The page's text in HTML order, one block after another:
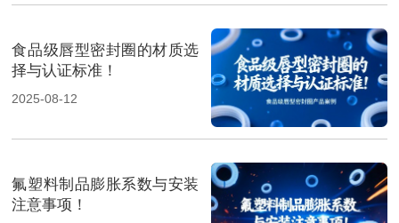
食品级唇型密封圈的材质选
择与认证标准！
2025-08-12
氟塑料制品膨胀系数与安装
注意事项！